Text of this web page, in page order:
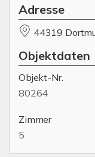
Adresse
44319
Objektdaten
Objekt-Nr.
80264
Zimmer
5